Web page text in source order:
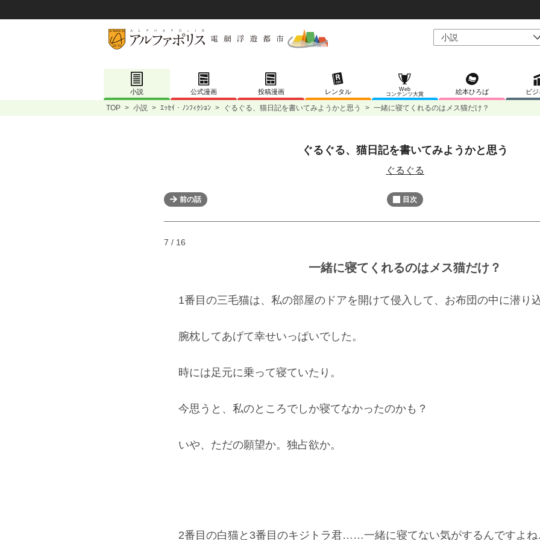
小説 公式漫画 投稿漫画 レンタル
Web
コンテンツ大賞
絵本ひろば ビジ
TOP > 小説 > ｴｯｾｲ・ﾉﾝﾌｨｸｼｮﾝ > ぐるぐる、猫日記を書いてみようかと思う > 一緒に寝てくれるのはメス猫だけ？
U
/
L
a
d
:
0
%
ぐるぐる、猫日記を書いてみようかと思う
ぐるぐる
前の話 目次
7 / 16
一緒に寝てくれるのはメス猫だけ？
1番目の三毛猫は、私の部屋のドアを開けて侵入して、お布団の中に潜り
腕枕してあげて幸せいっぱいでした。
時には足元に乗って寝ていたり。
今思うと、私のところでしか寝てなかったのかも？
いや、ただの願望か。独占欲か。
2番目の白猫と3番目のキジトラ君……一緒に寝てない気がするんですよ